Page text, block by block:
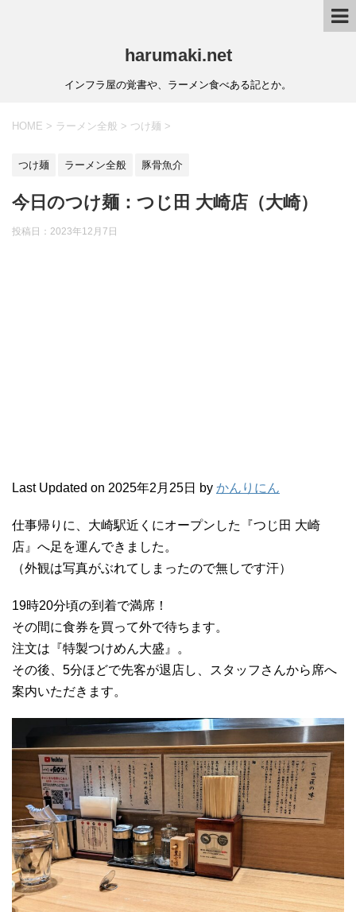
harumaki.net
インフラ屋の覚書や、ラーメン食べある記とか。
HOME > ラーメン全般 > つけ麺 >
つけ麺 ラーメン全般 豚骨魚介
今日のつけ麺：つじ田 大崎店（大崎）
投稿日：2023年12月7日
Last Updated on 2025年2月25日 by かんりにん
仕事帰りに、大崎駅近くにオープンした『つじ田 大崎
店』へ足を運んできました。
（外観は写真がぶれてしまったので無しです汗）
19時20分頃の到着で満席！
その間に食券を買って外で待ちます。
注文は『特製つけめん大盛』。
その後、5分ほどで先客が退店し、スタッフさんから席へ
案内いただきます。